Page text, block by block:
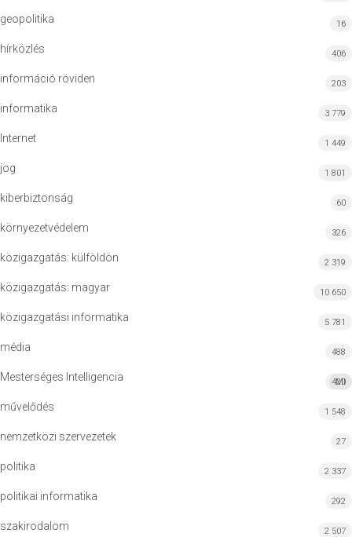
geopolitika 16
hírközlés 406
információ röviden 203
informatika 3 779
Internet 1 449
jog 1 801
kiberbiztonság 60
környezetvédelem 326
közigazgatás: külföldön 2 319
közigazgatás: magyar 10 650
közigazgatási informatika 5 781
média 488
Mesterséges Intelligencia MI
420
művelődés 1 548
nemzetközi szervezetek 27
politika 2 337
politikai informatika 292
szakirodalom 2 507